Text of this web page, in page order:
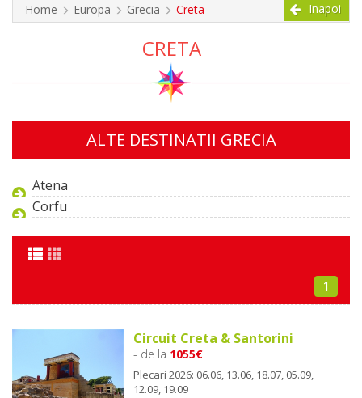
Home Europa Grecia Creta Inapoi
CRETA
ALTE DESTINATII GRECIA
Atena
Corfu
1
Circuit Creta & Santorini
- de la 1055€
Plecari 2026: 06.06, 13.06, 18.07, 05.09,
12.09, 19.09